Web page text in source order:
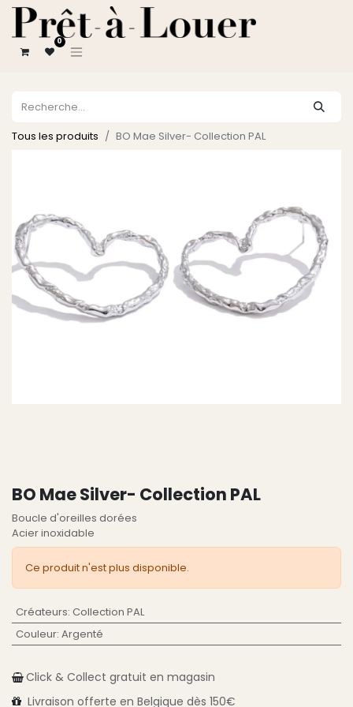
0
Tous les produits BO Mae Silver- Collection PAL
BO Mae Silver- Collection PAL
Boucle d'oreilles dorées
Acier inoxidable
Ce produit n'est plus disponible.
Créateurs: Collection PAL
Couleur: Argenté
Click & Collect gratuit en magasin
Livraison offerte en Belgique dès 150€